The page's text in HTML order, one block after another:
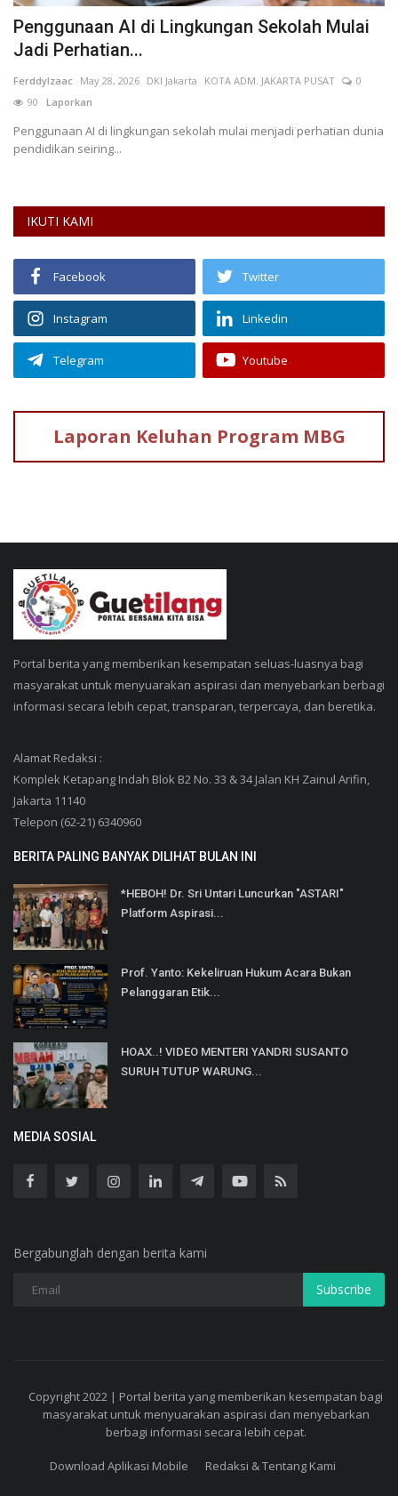
Penggunaan AI di Lingkungan Sekolah Mulai
Jadi Perhatian...
FerddyIzaac May 28, 2026 DKI Jakarta KOTA ADM. JAKARTA PUSAT
0
90 Laporkan
Penggunaan AI di lingkungan sekolah mulai menjadi perhatian dunia
pendidikan seiring...
IKUTI KAMI
Facebook Twitter
Instagram Linkedin
Telegram Youtube
Laporan Keluhan Program MBG
Portal berita yang memberikan kesempatan seluas-luasnya bagi
masyarakat untuk menyuarakan aspirasi dan menyebarkan berbagi
informasi secara lebih cepat, transparan, terpercaya, dan beretika.
Alamat Redaksi :
Komplek Ketapang Indah Blok B2 No. 33 & 34 Jalan KH Zainul Arifin,
Jakarta 11140
Telepon (62-21) 6340960
BERITA PALING BANYAK DILIHAT BULAN INI
*HEBOH! Dr. Sri Untari Luncurkan "ASTARI"
Platform Aspirasi...
Prof. Yanto: Kekeliruan Hukum Acara Bukan
Pelanggaran Etik...
HOAX..! VIDEO MENTERI YANDRI SUSANTO
SURUH TUTUP WARUNG...
MEDIA SOSIAL
Bergabunglah dengan berita kami
Subscribe
Copyright 2022 | Portal berita yang memberikan kesempatan bagi
masyarakat untuk menyuarakan aspirasi dan menyebarkan
berbagi informasi secara lebih cepat.
Download Aplikasi Mobile Redaksi & Tentang Kami